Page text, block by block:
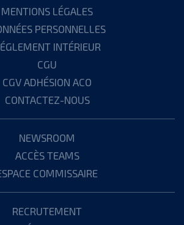
MENTIONS LÉGALES
PERSONNELLES
INTÉRIEUR
CGU
CGV ADHÉSION ACO
CONTACTEZ-NOUS
NEWSROOM
ACCÈS TEAMS
COMMISSAIRE
RECRUTEMENT